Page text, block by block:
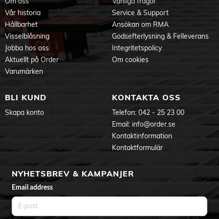
Vår historia
Hållbarhet
Visselblåsning
Jobba hos oss
Aktuellt på Order
Varumärken
Service & Support
Ansökan om RMA
Godsefterlysning & Felleverans
Integritetspolicy
Om cookies
BLI KUND
Skapa konto
KONTAKTA OSS
Telefon: 042 - 25 23 00
Email: info@order.se
Kontaktinformation
Kontaktformulär
NYHETSBREV & KAMPANJER
Email address *